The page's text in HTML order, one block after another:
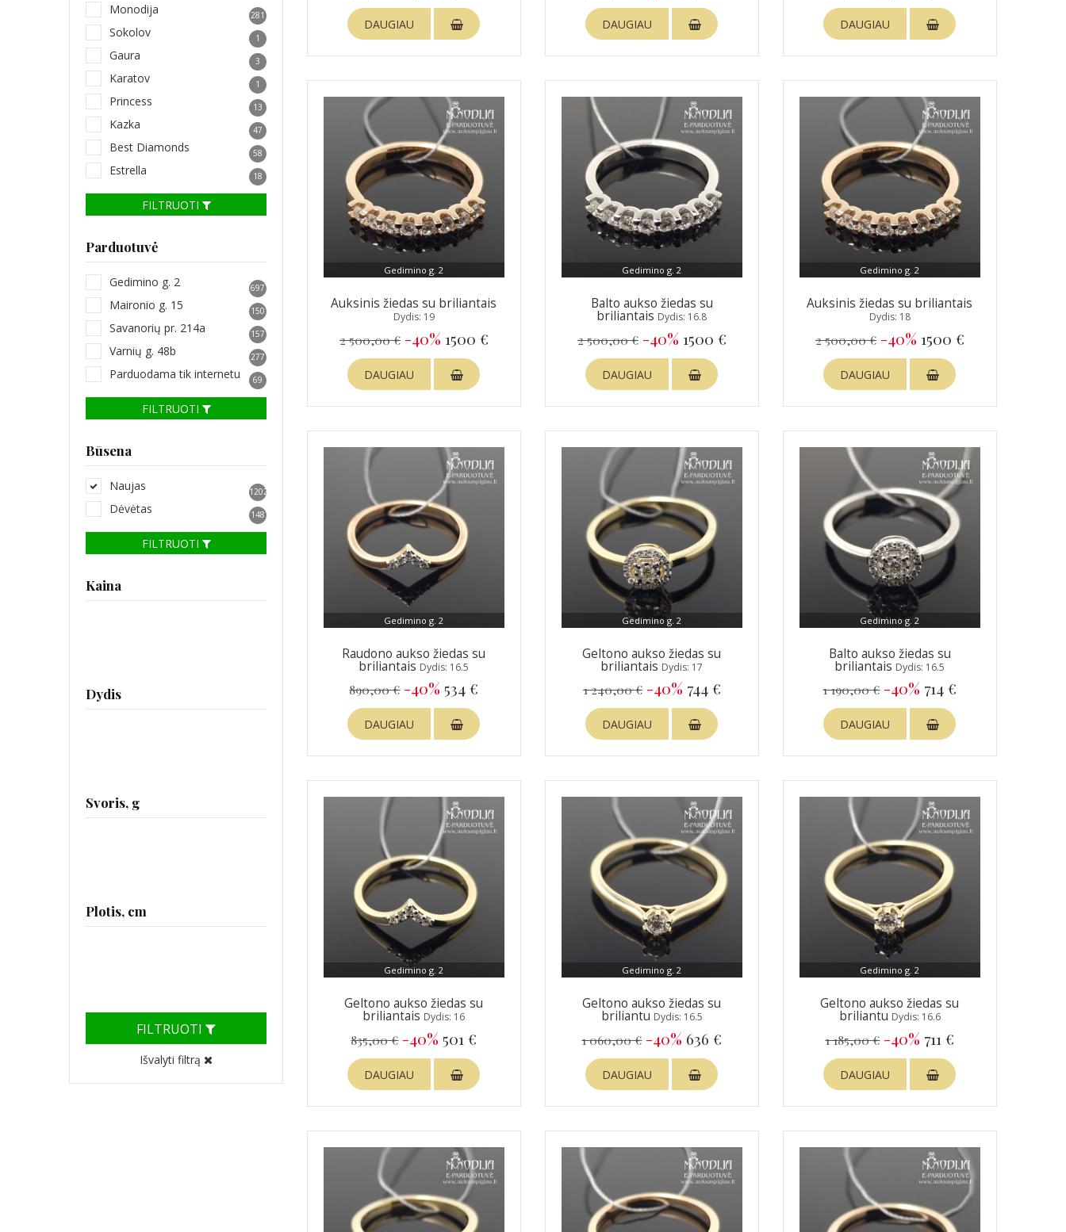
Monodija 281
Sokolov 1
Gaura 3
Karatov 1
Princess 13
Kazka 47
Best Diamonds 58
Estrella 18
FILTRUOTI
Parduotuvė
Gedimino g. 2 697
Maironio g. 15 150
Savanorių pr. 214a 157
Varnių g. 48b 277
Parduodama tik internetu 69
FILTRUOTI
Būsena
Naujas 1202
Dėvėtas 148
FILTRUOTI
Kaina
Dydis
Svoris, g
Plotis, cm
FILTRUOTI
Išvalyti filtrą
DAUGIAU DAUGIAU DAUGIAU
Gedimino g. 2
Auksinis žiedas su briliantais
Dydis: 19
2 500,00 € -40% 1500 €
DAUGIAU
Gedimino g. 2
Balto aukso žiedas su
briliantais Dydis: 16.8
2 500,00 € -40% 1500 €
DAUGIAU
Gedimino g. 2
Auksinis žiedas su briliantais
Dydis: 18
2 500,00 € -40% 1500 €
DAUGIAU
Gedimino g. 2
Raudono aukso žiedas su
briliantais Dydis: 16.5
890,00 € -40% 534 €
DAUGIAU
Gedimino g. 2
Geltono aukso žiedas su
briliantais Dydis: 17
1 240,00 € -40% 744 €
DAUGIAU
Gedimino g. 2
Balto aukso žiedas su
briliantais Dydis: 16.5
1 190,00 € -40% 714 €
DAUGIAU
Gedimino g. 2
Geltono aukso žiedas su
briliantais Dydis: 16
835,00 € -40% 501 €
DAUGIAU
Gedimino g. 2
Geltono aukso žiedas su
briliantu Dydis: 16.5
1 060,00 € -40% 636 €
DAUGIAU
Gedimino g. 2
Geltono aukso žiedas su
briliantu Dydis: 16.6
1 185,00 € -40% 711 €
DAUGIAU